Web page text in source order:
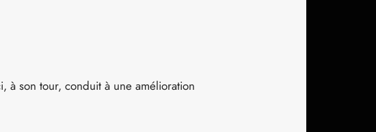
à son tour, conduit à une amélioration